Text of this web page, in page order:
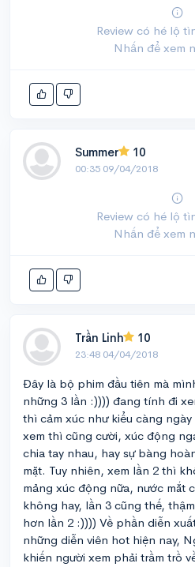
Review có hé lộ
Nhấn để xem
Summer 10
00:35 09/04/2018
Review có hé lộ
Nhấn để xem
Trần Linh 10
23:48 04/04/2018
Đây là bộ phim đầu tiên mà
những 3 lần :)))) đang tính đi
thì cảm xúc như kiểu càng ngày
xem thì cũng cười, xúc động
chia tay nhau, hay sự bàng
mặt. Tuy nhiên, xem lần 2 thì
mảng xúc động nữa, nước mắt
không hay, lần 3 cũng thế,
hơn lần 2 :)))) Về phần diễn
những diễn viên hot hiện nay,
khiến người xem phải trầm trồ